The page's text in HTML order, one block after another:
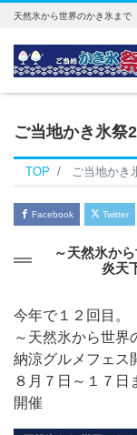
天然氷から世界のかき氷まで
ご当地かき氷祭
TOP ご当地かき
Facebook Twitter
～天然氷か
炎天
今年で１２回目。
～天然氷から世界
納涼グルメフェス
８月７日～１７日
開催